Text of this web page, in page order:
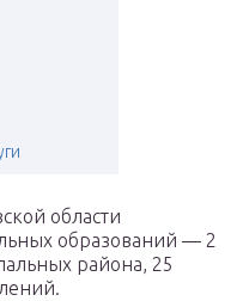
области
образований — 2
района, 25